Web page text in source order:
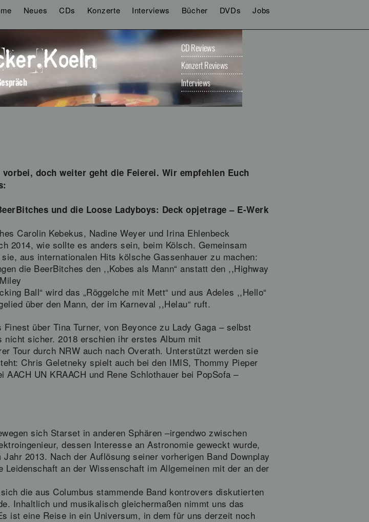
Neues CDs Konzerte Interviews Bücher DVDs Jobs
doch weiter geht die Feierei. Wir empfehlen Euch
und die Loose Ladyboys: Deck opjetrage – E-Werk
Carolin Kebekus, Nadine Weyer und Irina Ehlenbeck
2014, wie sollte es anders sein, beim Kölsch. Gemeinsam
aus internationalen Hits kölsche Gassenhauer zu machen:
die BeerBitches den ,,Kobes als Mann“ anstatt den ,,Highway
Ball“ wird das „Röggelche mit Mett“ und aus Adeles ,,Hello“
über den Mann, der im Karneval ,,Helau“ ruft.
Finest über Tina Turner, von Beyonce zu Lady Gaga – selbst
sicher. 2018 erschien ihr erstes Album mit
Tour durch NRW auch nach Overath. Unterstützt werden sie
Chris Geletneky spielt auch bei den IMIS, Thommy Pieper
UN KRAACH und Rene Schlothauer bei PopSofa –
sich Starset in anderen Sphären –irgendwo zwischen
dessen Interesse an Astronomie geweckt wurde,
2013. Nach der Auflösung seiner vorherigen Band Downplay
an der Wissenschaft im Allgemeinen mit der an der
die aus Columbus stammende Band kontrovers diskutierten
Inhaltlich und musikalisch gleichermaßen nimmt uns das
ist eine Reise in ein Universum, in dem für uns derzeit noch